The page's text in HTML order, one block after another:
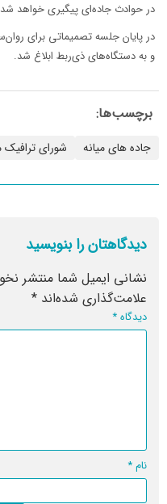
در حوادث جاده‌ای پیگیری خواهد
در پایان جلسه تصمیماتی برای
و به دستگاه‌های ذی‌ربط ابلاغ شد.
برچسب‌ها:
جاده های میانه شورای ترافیک
دیدگاهتان را بنویسید
نشانی ایمیل شما منتشر
علامت‌گذاری شده‌اند *
دیدگاه*
نام*